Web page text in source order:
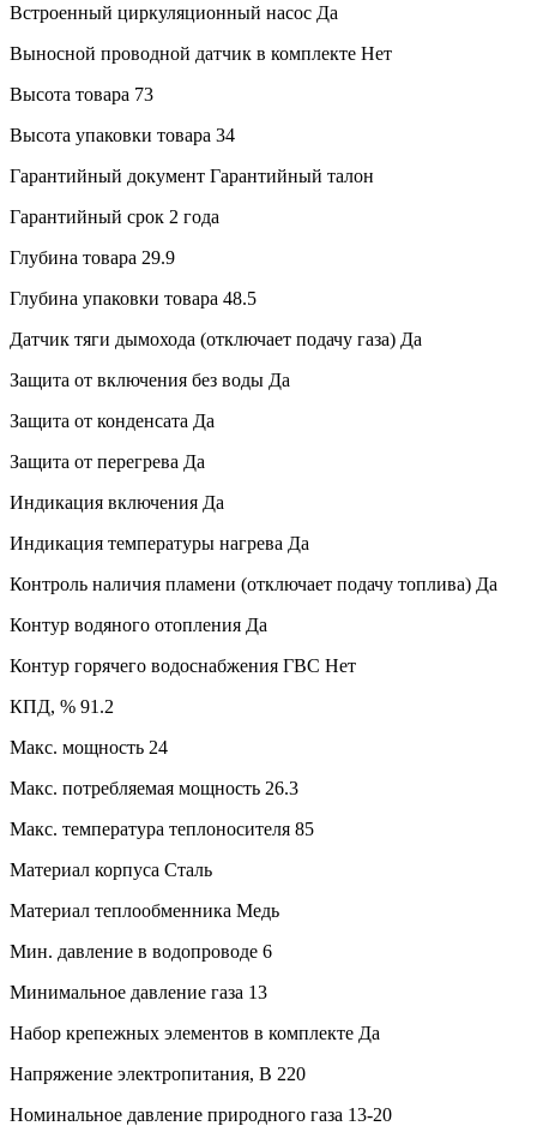
Встроенный циркуляционный насос Да
Выносной проводной датчик в комплекте Нет
Высота товара 73
Высота упаковки товара 34
Гарантийный документ Гарантийный талон
Гарантийный срок 2 года
Глубина товара 29.9
Глубина упаковки товара 48.5
Датчик тяги дымохода (отключает подачу газа) Да
Защита от включения без воды Да
Защита от конденсата Да
Защита от перегрева Да
Индикация включения Да
Индикация температуры нагрева Да
Контроль наличия пламени (отключает подачу топлива) Да
Контур водяного отопления Да
Контур горячего водоснабжения ГВС Нет
КПД, % 91.2
Макс. мощность 24
Макс. потребляемая мощность 26.3
Макс. температура теплоносителя 85
Материал корпуса Сталь
Материал теплообменника Медь
Мин. давление в водопроводе 6
Минимальное давление газа 13
Набор крепежных элементов в комплекте Да
Напряжение электропитания, В 220
Номинальное давление природного газа 13-20